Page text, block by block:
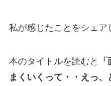
私が感じたことをシェア
本のタイトルを読むと
まくいくって・・えっ、